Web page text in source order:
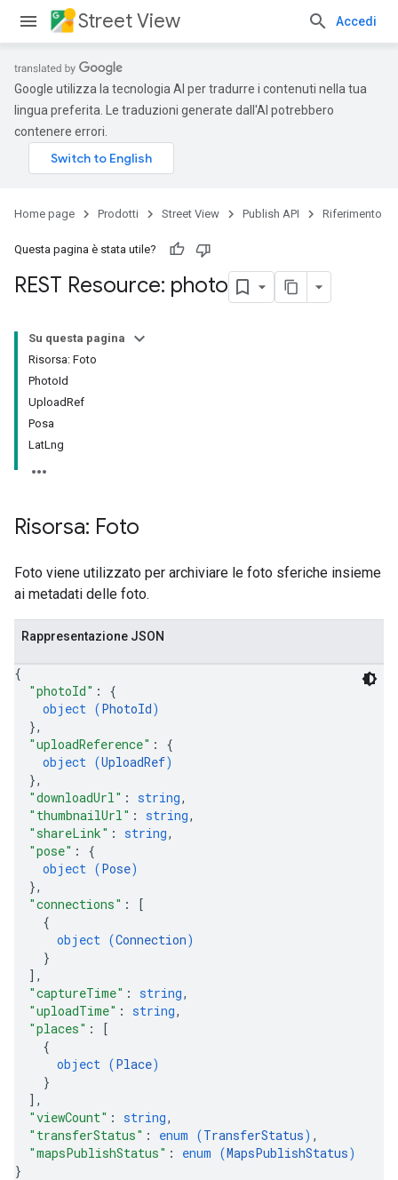
Street View Accedi
Google utilizza la tecnologia AI per tradurre i contenuti nella tua
lingua preferita. Le traduzioni generate dall'AI potrebbero
contenere errori.
Home page Prodotti Street View Publish API Riferimento
Questa pagina è stata utile?
REST Resource: photo
Su questa pagina
Risorsa: Foto
PhotoId
UploadRef
Posa
LatLng
Risorsa: Foto
Foto viene utilizzato per archiviare le foto sferiche insieme
ai metadati delle foto.
Rappresentazione JSON
{
"photoId" : {
object (PhotoId)
},
"uploadReference" : {
object (UploadRef)
},
"downloadUrl" : string,
"thumbnailUrl" : string,
"shareLink" : string,
"pose" : {
object (Pose)
},
"connections" :
[
{
object (Connection)
}
] ,
"captureTime" : string,
"uploadTime" : string,
"places" :
[
{
object (Place)
}
] ,
"viewCount" : string,
"transferStatus" : enum (TransferStatus) ,
"mapsPublishStatus" : enum (MapsPublishStatus)
}